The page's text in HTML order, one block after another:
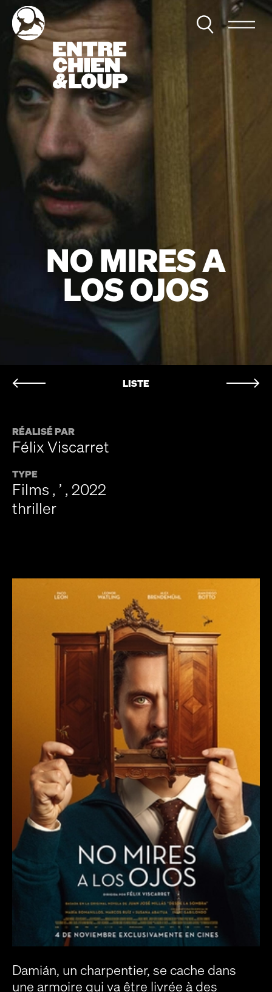
NO MIRES A
LOS OJOS
LISTE
RÉALISÉ PAR
Félix Viscarret
TYPE
Films , ’ , 2022
thriller
Damián, un charpentier, se cache dans
une armoire qui va être livrée à des